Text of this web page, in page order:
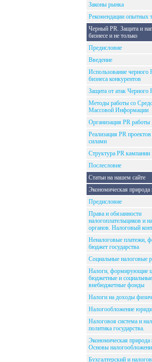
Законы рынка
Рекомендации опытных
Черный PR. Защита и
бизнесе и не только
Предисловие
Введение
Использование черного
бизнеса конкурентов
Защита от атак Черного
Методы работы со
Массовой Информации
Организация PR работы
Реализация PR
силами
Структура PR кампании
Послесловие
Статьи на нашем сайте
Экономическая
Предисловие
Права и обязанности
налогоплательщиков и
органов. Налоговый
Неналоговые платежи,
бюджет государства
Социальные налоговые
Налоги, формирующие
бюджетные и социальные
внебюджетные фонды
Налоги на доходы
Налогообложение
Налоговоя система и
политика государства.
Экономическая природа
Основы
Бухгалтерский и